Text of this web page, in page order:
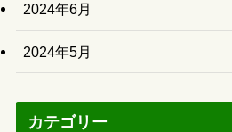
2024年6月
2024年5月
カテゴリー